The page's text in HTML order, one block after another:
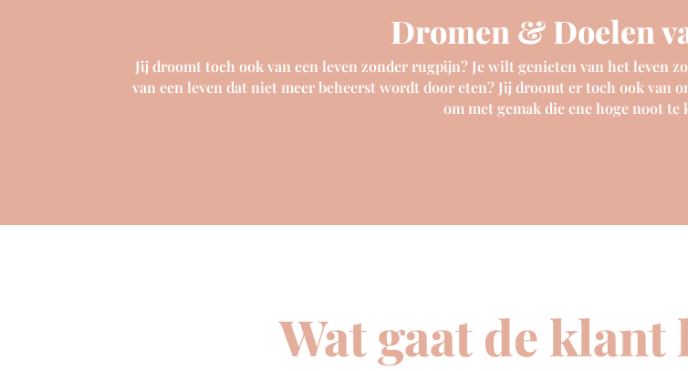
Dromen & Doelen
Jij droomt toch ook van een leven zonder rugpijn? Je wilt genieten van het leven
van een leven dat niet meer beheerst wordt door eten? Jij droomt er toch ook van
om met gemak die ene hoge noot te
Wat gaat de klant